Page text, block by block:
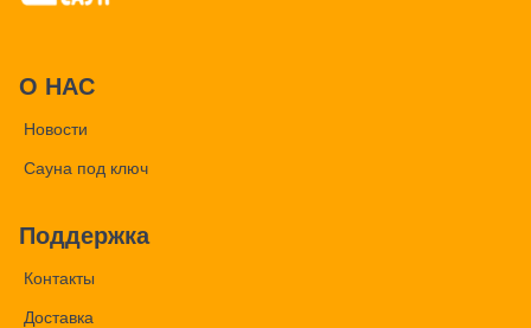
О НАС
Новости
Сауна под ключ
Поддержка
Контакты
Доставка